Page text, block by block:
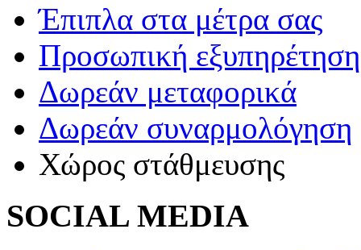
Έπιπλα στα μέτρα σας
Προσωπική εξυπηρέτηση
Δωρεάν μεταφορικά
Δωρεάν συναρμολόγηση
Χώρος στάθμευσης
SOCIAL MEDIA